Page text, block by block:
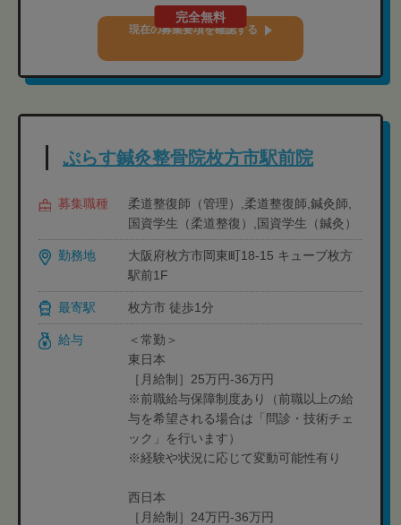
完全無料
現在の募集要項を確認する
ぷらす鍼灸整骨院枚方市駅前院
募集職種
柔道整復師（管理）,柔道整復師,鍼灸師,
国資学生（柔道整復）,国資学生（鍼灸）
勤務地
大阪府枚方市岡東町18-15 キューブ枚方
駅前1F
最寄駅 枚方市 徒歩1分
給与
＜常勤＞
東日本
［月給制］25万円-36万円
※前職給与保障制度あり（前職以上の給
与を希望される場合は「問診・技術チェ
ック」を行います）
※経験や状況に応じて変動可能性有り
西日本
［月給制］24万円-36万円